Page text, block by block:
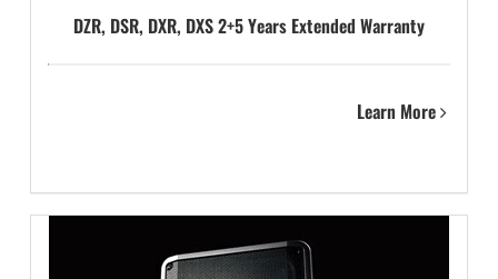
DZR, DSR, DXR, DXS 2+5 Years Extended Warranty
Learn More